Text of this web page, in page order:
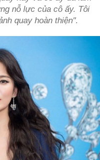
nỗ lực của cô ấy. Tôi
quay hoàn thiện".